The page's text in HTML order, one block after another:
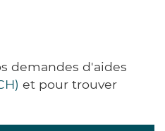
demandes d'aides
et pour trouver